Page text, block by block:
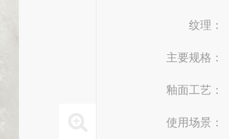
纹理：
主要规格：
釉面工艺：
使用场景：